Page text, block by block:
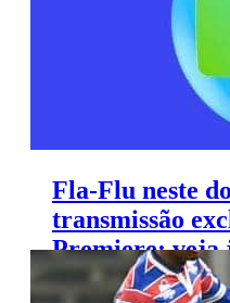
Fla-Flu neste
transmissão
Premiere; veja
sportv